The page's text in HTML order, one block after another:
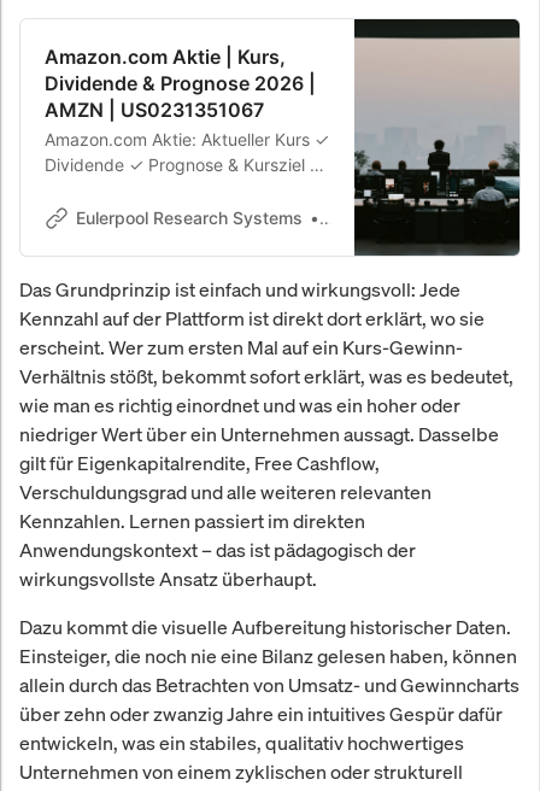
Amazon.com Aktie | Kurs,
Dividende & Prognose 2026 |
AMZN | US0231351067
Amazon.com Aktie: Aktueller Kurs ✓
Dividende ✓ Prognose & Kursziel ✓
(AMZN) Aktie analysieren ➤ ISIN
Eulerpool Research Systems Eulerpool Research
Das Grundprinzip ist einfach und wirkungsvoll: Jede
Kennzahl auf der Plattform ist direkt dort erklärt, wo sie
erscheint. Wer zum ersten Mal auf ein Kurs-Gewinn-
Verhältnis stößt, bekommt sofort erklärt, was es bedeutet,
wie man es richtig einordnet und was ein hoher oder
niedriger Wert über ein Unternehmen aussagt. Dasselbe
gilt für Eigenkapitalrendite, Free Cashflow,
Verschuldungsgrad und alle weiteren relevanten
Kennzahlen. Lernen passiert im direkten
Anwendungskontext – das ist pädagogisch der
wirkungsvollste Ansatz überhaupt.
Dazu kommt die visuelle Aufbereitung historischer Daten.
Einsteiger, die noch nie eine Bilanz gelesen haben, können
allein durch das Betrachten von Umsatz- und Gewinncharts
über zehn oder zwanzig Jahre ein intuitives Gespür dafür
entwickeln, was ein stabiles, qualitativ hochwertiges
Unternehmen von einem zyklischen oder strukturell